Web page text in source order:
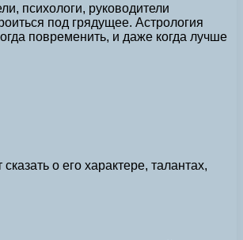
психологи, руководители
под грядущее. Астрология
повременить, и даже когда лучше
о его характере, талантах,